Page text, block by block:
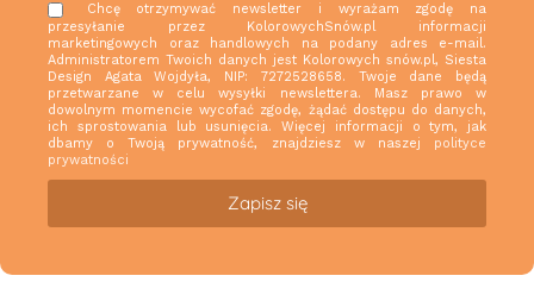
Chcę otrzymywać newsletter i wyrażam zgodę na
przesyłanie przez KolorowychSnów.pl informacji
marketingowych oraz handlowych na podany adres e-mail.
Administratorem Twoich danych jest Kolorowych snów.pl, Siesta
Design Agata Wojdyła, NIP: 7272528658. Twoje dane będą
przetwarzane w celu wysyłki newslettera. Masz prawo w
dowolnym momencie wycofać zgodę, żądać dostępu do danych,
ich sprostowania lub usunięcia. Więcej informacji o tym, jak
dbamy o Twoją prywatność, znajdziesz w naszej polityce
prywatności
Zapisz się